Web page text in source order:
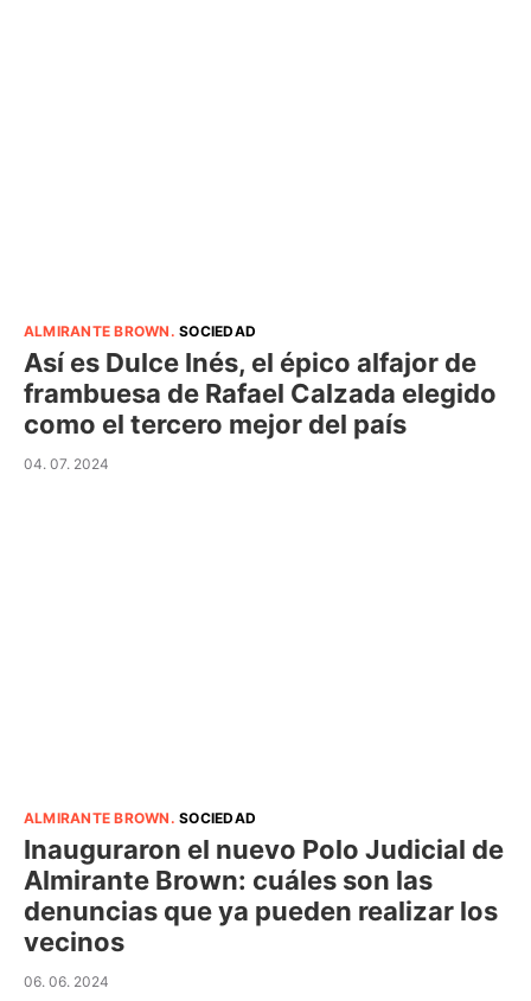
ALMIRANTE BROWN .SOCIEDAD
Así es Dulce Inés, el épico alfajor de
frambuesa de Rafael Calzada elegido
como el tercero mejor del país
04. 07. 2024
ALMIRANTE BROWN .SOCIEDAD
Inauguraron el nuevo Polo Judicial de
Almirante Brown: cuáles son las
denuncias que ya pueden realizar los
vecinos
06. 06. 2024